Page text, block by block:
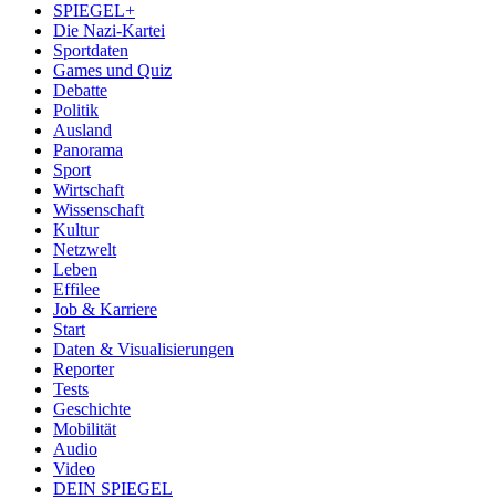
SPIEGEL+
Die Nazi-Kartei
Sportdaten
Games und Quiz
Debatte
Politik
Ausland
Panorama
Sport
Wirtschaft
Wissenschaft
Kultur
Netzwelt
Leben
Effilee
Job & Karriere
Start
Daten & Visualisierungen
Reporter
Tests
Geschichte
Mobilität
Audio
Video
DEIN SPIEGEL